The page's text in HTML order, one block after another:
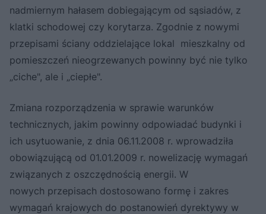
nadmiernym hałasem dobiegającym od sąsiadów, z
klatki schodowej czy korytarza. Zgodnie z nowymi
przepisami ściany oddzielające lokal mieszkalny od
pomieszczeń nieogrzewanych powinny być nie tylko
„ciche", ale i „ciepłe".
Zmiana rozporządzenia w sprawie warunków
technicznych, jakim powinny odpowiadać budynki i
ich usytuowanie, z dnia 06.11.2008 r. wprowadziła
obowiązującą od 01.01.2009 r. nowelizację wymagań
związanych z oszczędnością energii. W
nowych przepisach dostosowano formę i zakres
wymagań krajowych do postanowień dyrektywy w